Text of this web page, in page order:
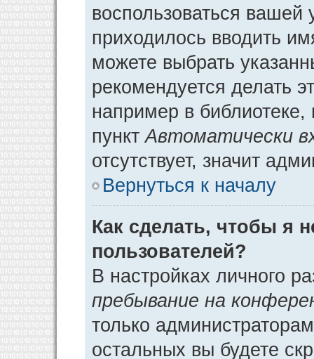
воспользоваться
приходилось вводить
можете выбрать
рекомендуется делать
например в библиотеке,
пунктАвтоматически
отсутствует, значит
Вернуться к началу
Как сделать, чтобы я
пользователей?
В настройках личного
пребывание на
только
остальных вы будете